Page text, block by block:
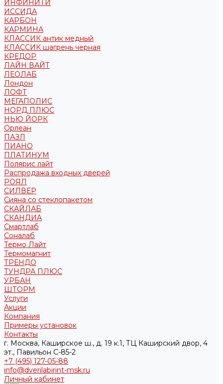
ИНФИНИТИ
ИССИДА
КАРБОН
КАРМИНА
КЛАССИК антик медный
КЛАССИК шагрень черная
КРЕДОР
ЛАЙН ВАЙТ
ЛЕОЛАБ
Лондон
ЛОФТ
МЕГАПОЛИС
НОРД ПЛЮС
НЬЮ ЙОРК
Орлеан
ПАЗЛ
ПИАНО
ПЛАТИНУМ
Полярис лайт
Распродажа входных дверей
РОЯЛ
СИЛВЕР
Сияна со стеклопакетом
СКАЙЛАБ
СКАНДИA
Смартлаб
Соналаб
Термо Лайт
Термомагнит
ТРЕНДО
ТУНДРА ПЛЮС
УРБАН
ШТОРМ
Услуги
Акции
Компания
Примеры установок
Контакты
г. Москва, Каширское ш., д. 19 к.1, ТЦ Каширский двор, 4
эт., Павильон C-85-2
+7 (495) 127-05-88‬
info@dverilabirint-msk.ru
Личный кабинет